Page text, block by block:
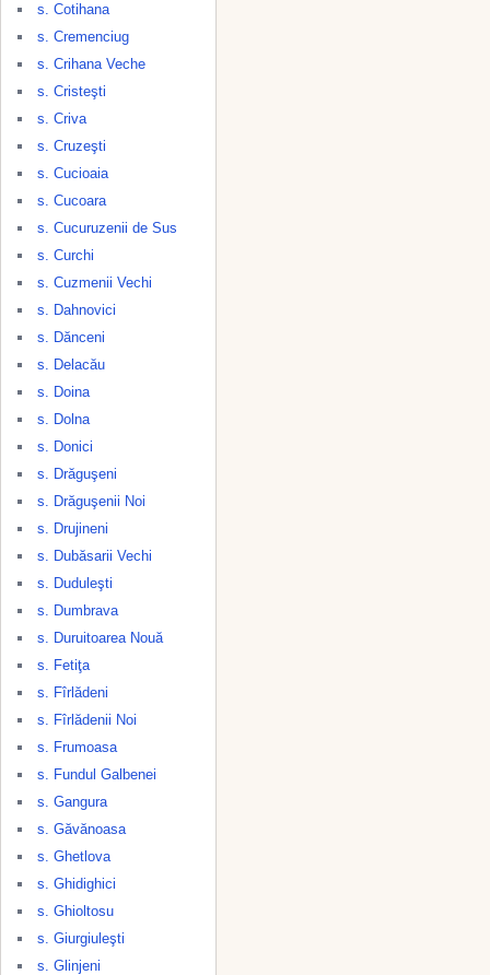
s. Cotihana
s. Cremenciug
s. Crihana Veche
s. Cristeşti
s. Criva
s. Cruzeşti
s. Cucioaia
s. Cucoara
s. Cucuruzenii de Sus
s. Curchi
s. Cuzmenii Vechi
s. Dahnovici
s. Dănceni
s. Delacău
s. Doina
s. Dolna
s. Donici
s. Drăguşeni
s. Drăguşenii Noi
s. Drujineni
s. Dubăsarii Vechi
s. Duduleşti
s. Dumbrava
s. Duruitoarea Nouă
s. Fetiţa
s. Fîrlădeni
s. Fîrlădenii Noi
s. Frumoasa
s. Fundul Galbenei
s. Gangura
s. Găvănoasa
s. Ghetlova
s. Ghidighici
s. Ghioltosu
s. Giurgiuleşti
s. Glinjeni